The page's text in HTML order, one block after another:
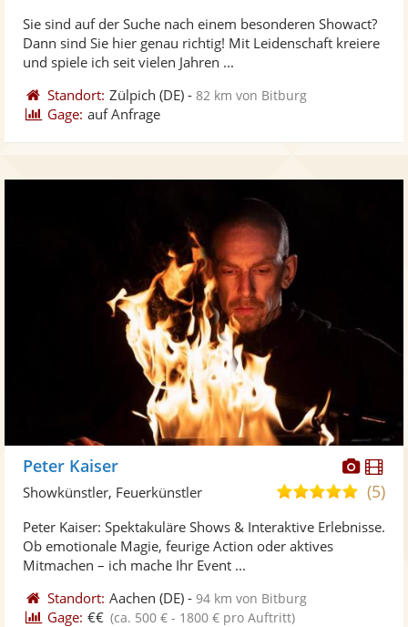
Fotos
5
Sie sind auf der Suche nach einem besonderen Showact?
Dann sind Sie hier genau richtig! Mit Leidenschaft kreiere
und spiele ich seit vielen Jahren ...
Standort: Zülpich (DE) -82 km von Bitburg
Gage: auf Anfrage
Fotos
Peter Kaiser
5,0
5
(5)
Showkünstler, Feuerkünstler
Peter Kaiser: Spektakuläre Shows & Interaktive Erlebnisse.
Ob emotionale Magie, feurige Action oder aktives
Mitmachen – ich mache Ihr Event ...
Standort: Aachen (DE) -94 km von Bitburg
Gage: €€ (ca. 500 € - 1800 € pro Auftritt)